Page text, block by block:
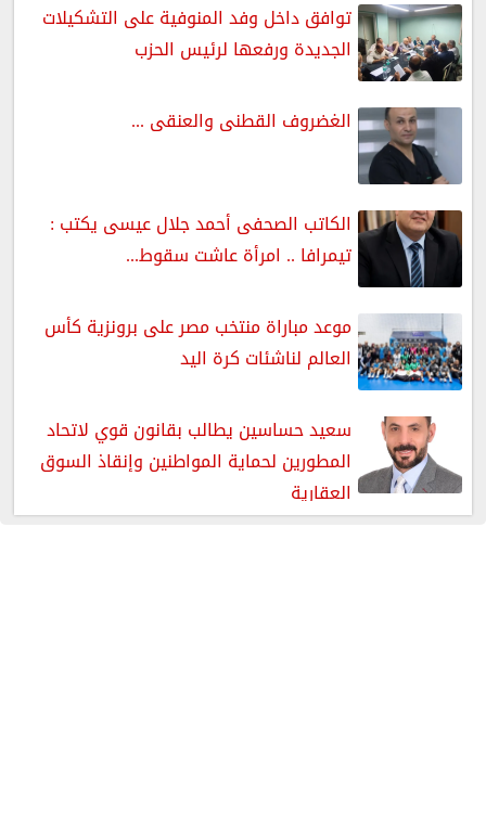
توافق داخل وفد المنوفية على التشكيلات
الجديدة ورفعها لرئيس الحزب
الغضروف القطنى والعنقى ...
الكاتب الصحفى أحمد جلال عيسى يكتب :
تيمرافا .. امرأة عاشت سقوط...
موعد مباراة منتخب مصر على برونزية كأس
العالم لناشئات كرة اليد
سعيد حساسين يطالب بقانون قوي لاتحاد
المطورين لحماية المواطنين وإنقاذ السوق
العقارية